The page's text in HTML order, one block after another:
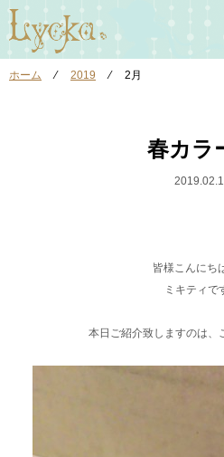
ホーム ⁄ 2019 ⁄ 2月
春カラ
皆様こんにち
ミキティで
本日ご紹介致しますのは